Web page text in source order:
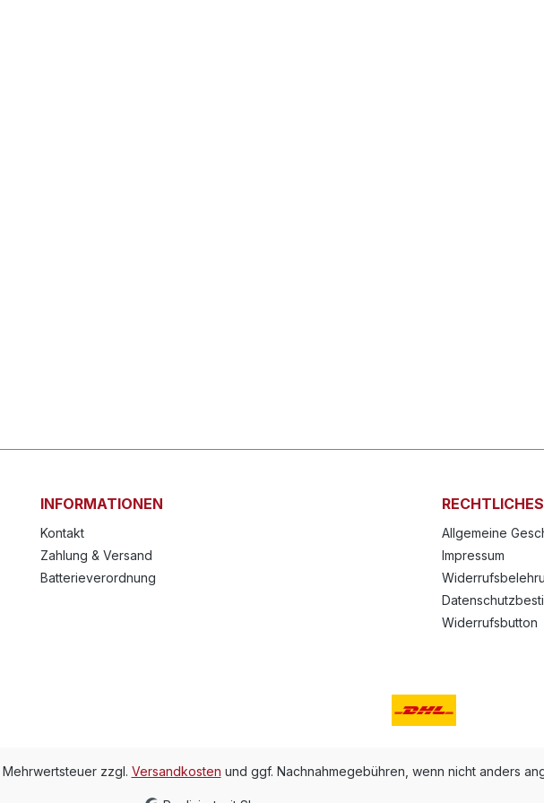
INFORMATIONEN
Kontakt
Zahlung & Versand
Batterieverordnung
RECHTLICHES
Allgemeine
Impressum
Widerrufsbutton
zzgl. Versandkosten und ggf. Nachnahmegebühren, wenn nicht anders